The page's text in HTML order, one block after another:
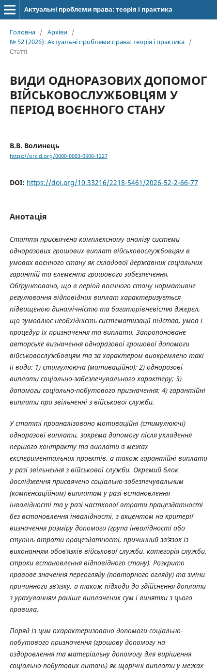
Актуальні проблеми права: теорія і практика
Головна / Архіви /
№ 52 (2026): Актуальні проблеми права: теорія і практика /
Статті
ВИДИ ОДНОРАЗОВИХ ДОПОМОГ
ВІЙСЬКОВОСЛУЖБОВЦЯМ У
ПЕРІОД ВОЄННОГО СТАНУ
В.В. Волинець
https://orcid.org/0000-0003-0506-1227
DOI: https://doi.org/10.33216/2218-5461/2026-52-2-66-77
Анотація
Стаття присвячена комплексному аналізу системи
одноразових грошових виплат військовослужбовцям в
умовах воєнного стану як складової державних соціальних
гарантій та елемента грошового забезпечення.
Обґрунтовано, що в період воєнного стану нормативне
регулювання відповідних виплат характеризується
підвищеною динамічністю та багаторівневістю джерел,
що зумовлює необхідність систематизації підстав, умов і
процедур їх призначення та виплати. Запропоноване
авторське визначення одноразової грошової допомоги
військовослужбовцям та за характером виокремлено такі
її види: 1) стимулююча (мотиваційна); 2) одноразові
виплати соціально-забезпечувального характеру; 3)
допомоги соціально-побутового призначення; 4) гарантійні
виплати при звільненні з військової служби.
У статті проаналізовано мотиваційні (стимулюючі)
одноразові виплати, зокрема допомогу після укладення
першого контракту та виплати в межах
експериментальних проєктів, а також гарантійні виплати
у разі звільнення з військової служби. Окремий блок
дослідження присвячено соціально-забезпечувальним
(компенсаційним) виплатам у разі встановлення
інвалідності та у разі часткової втрати працездатності
без встановлення інвалідності, з акцентом на критерії
визначення розміру допомоги (група інвалідності або
ступінь втрати працездатності, причинний зв’язок із
виконанням обов’язків військової служби, категорія служби,
строки встановлення відповідного стану). Розкрито
правове значення переогляду (повторного огляду) та зміни
причинного зв’язку, а також підходи до здійснення доплати
з урахуванням раніше виплачених сум і винятки з цього
правила.
Поряд із цим охарактеризовано допомоги соціально-
побутового призначення (грошову допомогу на
оздоровлення та матеріальну допомогу для вирішення
соціально-побутових питань) як щорічні виплати у межах